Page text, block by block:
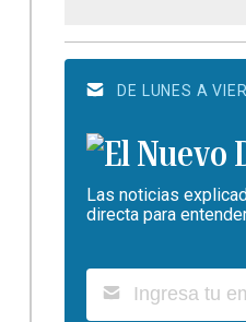
DE LUNES A
Las noticias
directa para